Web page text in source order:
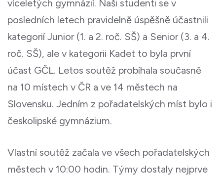
víceletých gymnázií. Naši studenti se v
posledních letech pravidelně úspěšně účastnili
kategorií Junior (1. a 2. roč. SŠ) a Senior (3. a 4.
roč. SŠ), ale v kategorii Kadet to byla první
účast GČL. Letos soutěž probíhala současně
na 10 místech v ČR a ve 14 městech na
Slovensku. Jedním z pořadatelských míst bylo i
českolipské gymnázium.
Vlastní soutěž začala ve všech pořadatelských
městech v 10:00 hodin. Týmy dostaly nejprve